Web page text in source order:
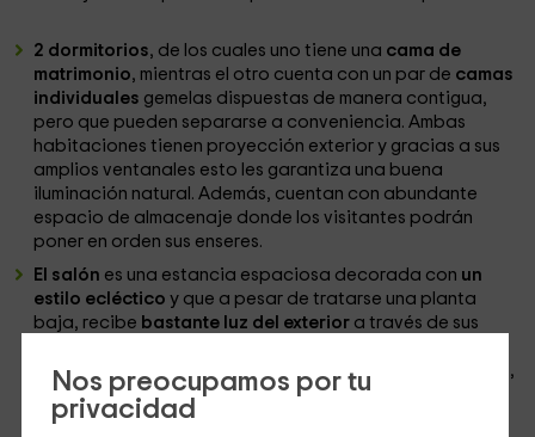
Nos preocupamos por tu
privacidad
2 dormitorios, de los cuales uno tiene una cama de
matrimonio, mientras el otro cuenta con un par de camas
individuales gemelas dispuestas de manera contigua,
pero que pueden separarse a conveniencia. Ambas
habitaciones tienen proyección exterior y gracias a sus
amplios ventanales esto les garantiza una buena
iluminación natural. Además, cuentan con abundante
espacio de almacenaje donde los visitantes podrán
poner en orden sus enseres.
El salón es una estancia espaciosa decorada con un
estilo eclécticoy que a pesar de tratarse una planta
baja, recibe bastante luz del exterior a través de sus
frente a la que se orquesta todo el espacio de descanso,
con sus confortablessofás de varias plazas y alguna
butacaindividual que también se orientan en parte a la